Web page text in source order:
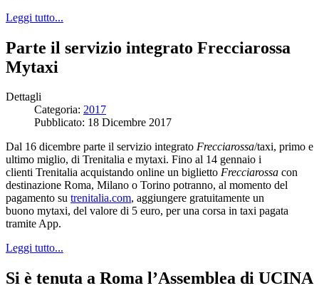
Leggi tutto...
Parte il servizio integrato Frecciarossa
Mytaxi
Dettagli
Categoria: 2017
Pubblicato: 18 Dicembre 2017
Dal 16 dicembre parte il servizio integrato Frecciarossa/taxi, primo e
ultimo miglio, di Trenitalia e mytaxi. Fino al 14 gennaio i
clienti Trenitalia acquistando online un biglietto Frecciarossa con
destinazione Roma, Milano o Torino potranno, al momento del
pagamento su trenitalia.com, aggiungere gratuitamente un
buono mytaxi, del valore di 5 euro, per una corsa in taxi pagata
tramite App.
Leggi tutto...
Si è tenuta a Roma l’Assemblea di UCINA